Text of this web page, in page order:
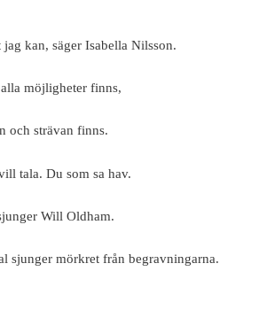
jag kan, säger Isabella Nilsson.
möjligheter finns,
och strävan finns.
tala. Du som sa hav.
Will Oldham.
sjunger mörkret från begravningarna.